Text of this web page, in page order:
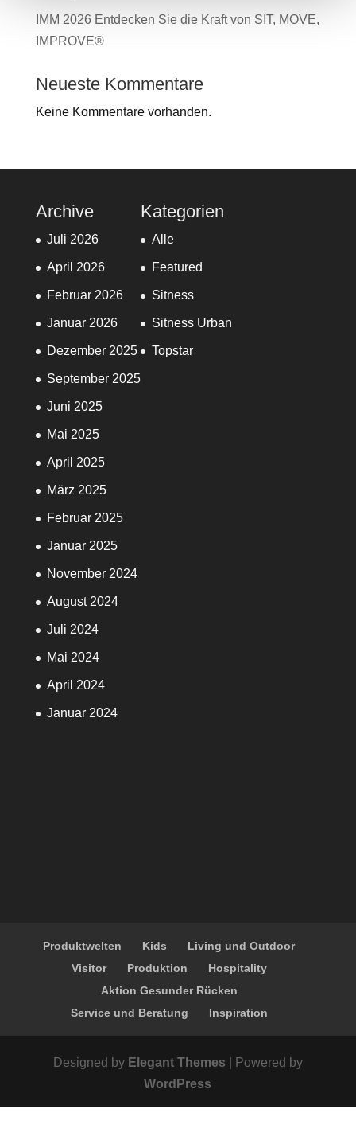
IMM 2026 Entdecken Sie die Kraft von SIT, MOVE,
IMPROVE®
Neueste Kommentare
Keine Kommentare vorhanden.
Archive
Juli 2026
April 2026
Februar 2026
Januar 2026
Dezember 2025
September 2025
Juni 2025
Mai 2025
April 2025
März 2025
Februar 2025
Januar 2025
November 2024
August 2024
Juli 2024
Mai 2024
April 2024
Januar 2024
Kategorien
Alle
Featured
Sitness
Sitness Urban
Topstar
Produktwelten Kids
Living und Outdoor
Visitor
Produktion
Hospitality
Aktion Gesunder Rücken
Service und Beratung
Inspiration
Designed by Elegant Themes | Powered by
WordPress